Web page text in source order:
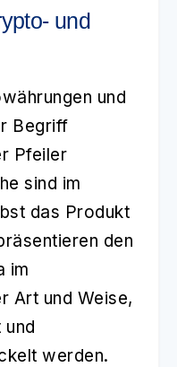
und
und
Begriff
Pfeiler
sind im
das Produkt
den
im
Art und Weise,
werden.